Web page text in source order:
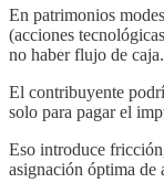
En patrimonios
(acciones
no haber flujo de caja.
El contribuyente
solo para pagar el
Eso introduce
asignación óptima de